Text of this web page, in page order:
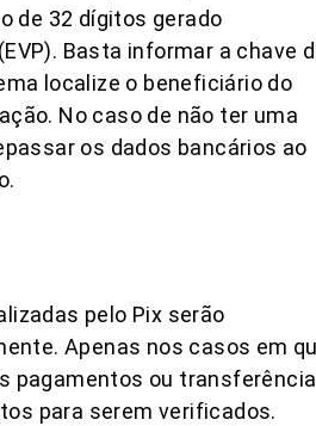
de 32 dígitos gerado
Basta informar a chave
localize o beneficiário do
No caso de não ter uma
os dados bancários ao
pelo Pix serão
Apenas nos casos em
pagamentos ou
para serem verificados.